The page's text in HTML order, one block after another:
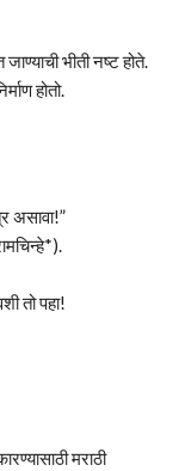
जाण्याची भीती नष्ट होते.
होतो.
असावा!”
तो पहा!
मराठी